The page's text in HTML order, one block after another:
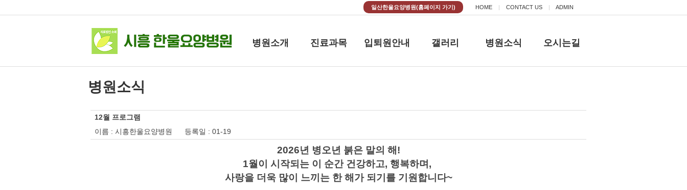
일산한울요양병원(홈페이지 가기) HOME | CONTACT US | ADMIN
병원소개 진료과목 입퇴원안내 갤러리 병원소식 오시는길
병원소식
12월 프로그램
이름 : 시흥한울요양병원 등록일 : 01-19
2026년 병오년 붉은 말의 해!
1월이 시작되는 이 순간 건강하고, 행복하며,
사랑을 더욱 많이 느끼는 한 해가 되기를 기원합니다~